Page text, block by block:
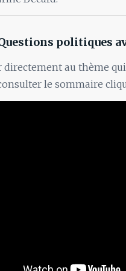
politiques
directement au thème
le sommaire